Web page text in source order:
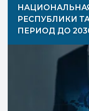
РЕСПУБЛИКИ
ПЕРИОД ДО